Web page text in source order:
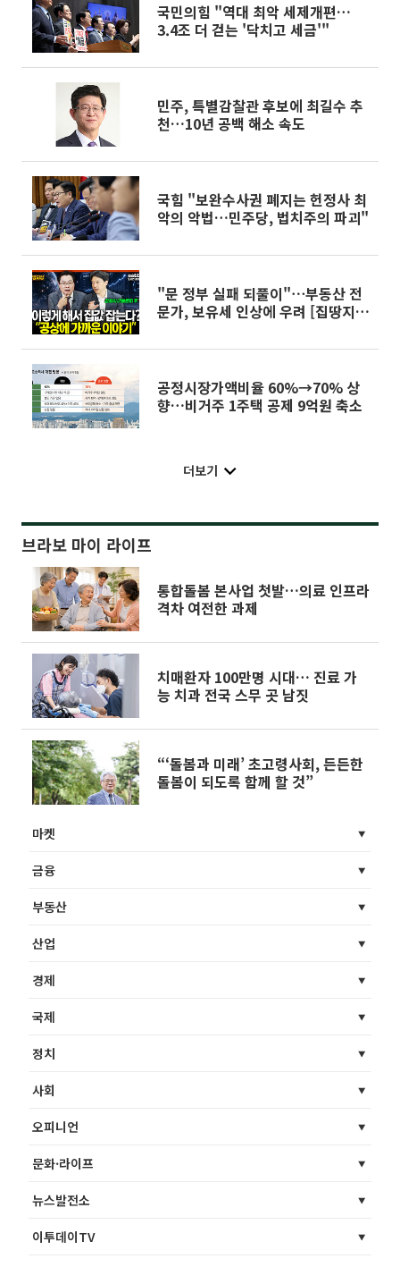
국민의힘 "역대 최악 세제개편…
3.4조 더 걷는 '닥치고 세금'"
민주, 특별감찰관 후보에 최길수 추
천…10년 공백 해소 속도
국힘 "보완수사권 폐지는 헌정사 최
악의 악법…민주당, 법치주의 파괴"
"문 정부 실패 되풀이"⋯부동산 전
문가, 보유세 인상에 우려 [집땅지
공정시장가액비율 60%→70% 상
향…비거주 1주택 공제 9억원 축소
더보기
브라보 마이 라이프
통합돌봄 본사업 첫발…의료 인프라
격차 여전한 과제
치매환자 100만명 시대… 진료 가
능 치과 전국 스무 곳 남짓
“‘돌봄과 미래’ 초고령사회, 든든한
돌봄이 되도록 함께 할 것”
마켓
금융
부동산
산업
경제
국제
정치
사회
오피니언
문화·라이프
뉴스발전소
이투데이TV